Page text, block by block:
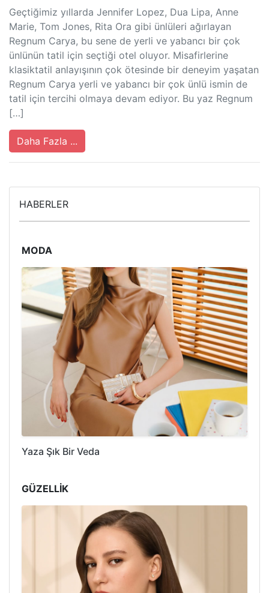
Geçtiğimiz yıllarda Jennifer Lopez, Dua Lipa, Anne
Marie, Tom Jones, Rita Ora gibi ünlüleri ağırlayan
Regnum Carya, bu sene de yerli ve yabancı bir çok
ünlünün tatil için seçtiği otel oluyor. Misafirlerine
klasiktatil anlayışının çok ötesinde bir deneyim yaşatan
Regnum Carya yerli ve yabancı bir çok ünlü ismin de
tatil için tercihi olmaya devam ediyor. Bu yaz Regnum
[…]
Daha Fazla ...
HABERLER
MODA
Yaza Şık Bir Veda
GÜZELLİK